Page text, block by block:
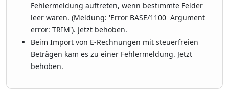
Fehlermeldung auftreten, wenn bestimmte Felder
leer waren. (Meldung: 'Error BASE/1100 Argument
error: TRIM'). Jetzt behoben.
Beim Import von E-Rechnungen mit steuerfreien
Beträgen kam es zu einer Fehlermeldung. Jetzt
behoben.